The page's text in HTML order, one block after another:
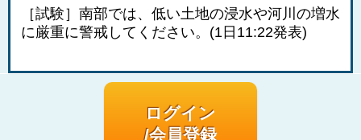
［試験］南部では、低い土地の浸水や河川の増水
に厳重に警戒してください。(1日11:22発表)
ログイン
/会員登録